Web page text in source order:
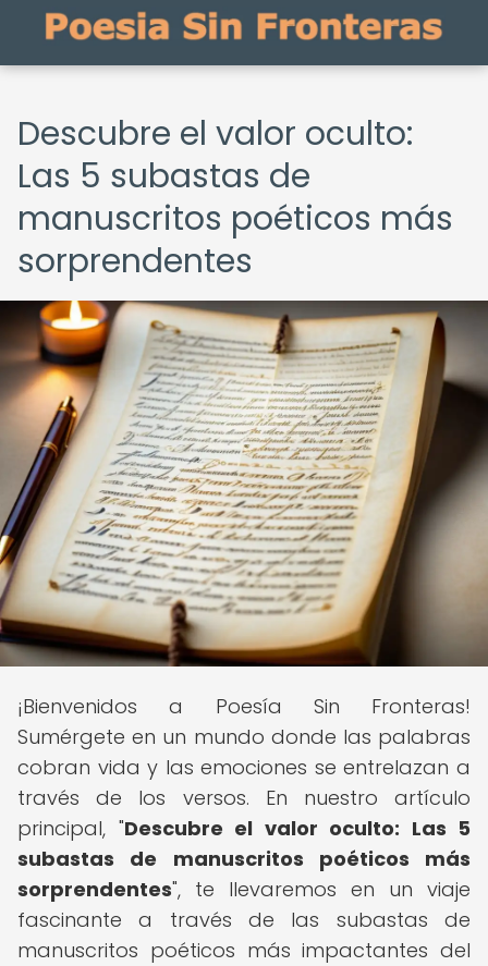
Descubre el valor oculto:
Las 5 subastas de
manuscritos poéticos más
sorprendentes
¡Bienvenidos a Poesía Sin Fronteras!
Sumérgete en un mundo donde las palabras
cobran vida y las emociones se entrelazan a
través de los versos. En nuestro artículo
principal, "Descubre el valor oculto: Las 5
subastas de manuscritos poéticos más
sorprendentes", te llevaremos en un viaje
fascinante a través de las subastas de
manuscritos poéticos más impactantes del